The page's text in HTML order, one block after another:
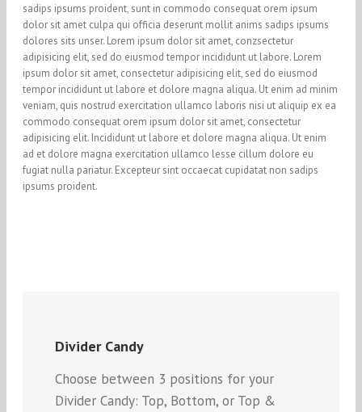
sadips ipsums proident, sunt in commodo consequat orem ipsum
dolor sit amet culpa qui officia deserunt mollit anims sadips ipsums
dolores sits unser. Lorem ipsum dolor sit amet, conzsectetur
adipisicing elit, sed do eiusmod tempor incididunt ut labore. Lorem
ipsum dolor sit amet, consectetur adipisicing elit, sed do eiusmod
tempor incididunt ut labore et dolore magna aliqua. Ut enim ad minim
veniam, quis nostrud exercitation ullamco laboris nisi ut aliquip ex ea
commodo consequat orem ipsum dolor sit amet, consectetur
adipisicing elit. Incididunt ut labore et dolore magna aliqua. Ut enim
ad et dolore magna exercitation ullamco lesse cillum dolore eu
fugiat nulla pariatur. Excepteur sint occaecat cupidatat non sadips
ipsums proident.
Divider Candy
Choose between 3 positions for your
Divider Candy: Top, Bottom, or Top &